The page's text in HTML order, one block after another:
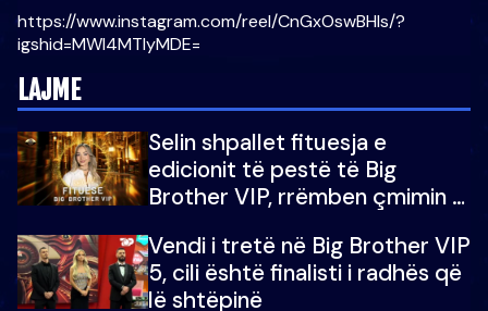
https://www.instagram.com/reel/CnGxOswBHIs/?
igshid=MWI4MTIyMDE=
LAJME
Selin shpallet fituesja e
edicionit të pestë të Big
Brother VIP, rrëmben çmimin e
Vendi i tretë në Big Brother VIP
5, cili është finalisti i radhës që
lë shtëpinë